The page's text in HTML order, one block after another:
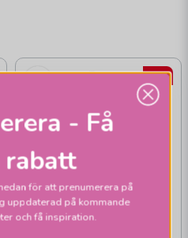
22%
- Få
rabatt
för att prenumerera på
uppdaterad på kommande
och få inspiration.